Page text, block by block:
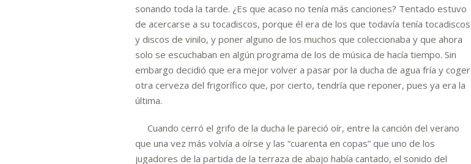
sonando toda la tarde. ¿Es que acaso no tenía más canciones? Tentado estuvo
de acercarse a su tocadiscos, porque él era de los que todavía tenía tocadiscos
y discos de vinilo, y poner alguno de los muchos que coleccionaba y que ahora
solo se escuchaban en algún programa de los de música de hacía tiempo. Sin
embargo decidió que era mejor volver a pasar por la ducha de agua fría y coger
otra cerveza del frigorífico que, por cierto, tendría que reponer, pues ya era la
última.
Cuando cerró el grifo de la ducha le pareció oír, entre la canción del verano
que una vez más volvía a oírse y las “cuarenta en copas” que uno de los
jugadores de la partida de la terraza de abajo había cantado, el sonido del